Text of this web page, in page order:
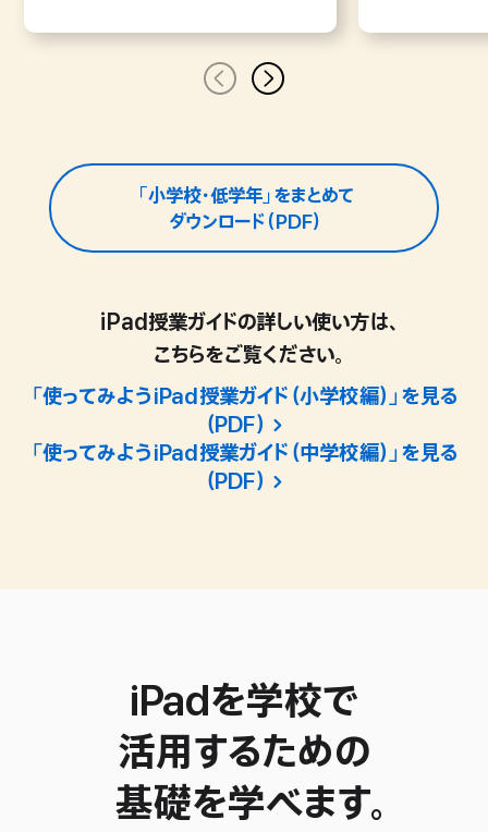
「小学校・低学年」をまとめて
ダウンロード（PDF）
「小学校・中学年」をまとめて
ダウンロード（PDF）
「小学校・高学年」をまとめて
ダウンロード（PDF）
「中学校」をまとめてダウンロード（PDF）
iPad授業ガイドの詳しい使い方は、
こちらをご覧ください。
「使ってみようiPad授業ガイド （小学校編）」を見る
（PDF）
「使ってみようiPad授業ガイド （中学校編）」を見る
（PDF）
iPadを学校で
活用するための
基礎を学べます。